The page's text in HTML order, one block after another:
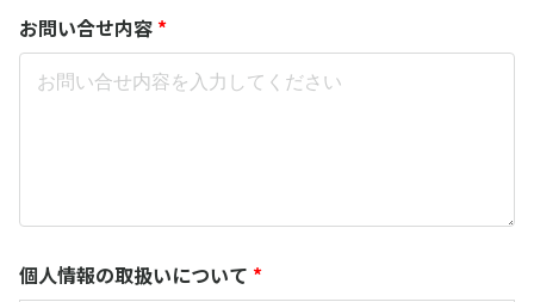
お問い合せ内容 *
個人情報の取扱いについて *